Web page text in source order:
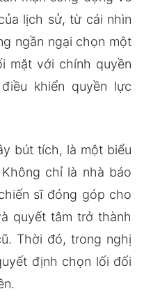
lịch sử, từ cái nhìn
ngần ngại chọn một
mặt với chính quyền
khiển quyền lực
bút tích, là một biểu
chỉ là nhà báo
sĩ đóng góp cho
quyết tâm trở thành
Thời đó, trong nghị
định chọn lối đối